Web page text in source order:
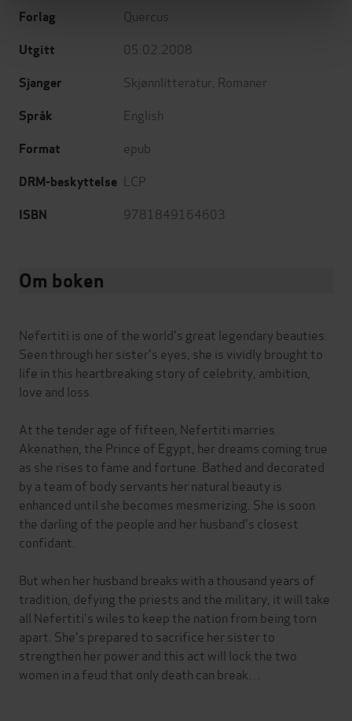
Forlag Quercus
Utgitt 05.02.2008
Sjanger Skjønnlitteratur Romaner
Språk English
Format epub
DRM-beskyttelse LCP
ISBN 9781849164603
Om boken
Nefertiti is one of the world's great legendary beauties.
Seen through her sister's eyes, she is vividly brought to
life in this heartbreaking story of celebrity, ambition,
love and loss.
At the tender age of fifteen, Nefertiti marries
Akenathen, the Prince of Egypt, her dreams coming true
as she rises to fame and fortune. Bathed and decorated
by a team of body servants her natural beauty is
enhanced until she becomes mesmerizing. She is soon
the darling of the people and her husband's closest
confidant.
But when her husband breaks with a thousand years of
tradition, defying the priests and the military, it will take
all Nefertiti's wiles to keep the nation from being torn
apart. She's prepared to sacrifice her sister to
strengthen her power and this act will lock the two
women in a feud that only death can break…